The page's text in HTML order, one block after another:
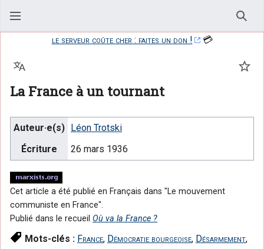
le serveur coûte cher : faites un don !
💳
La France à un tournant
Langue
Auteur·e(s)
Léon Trotski
Écriture
26 mars 1936
Cet article a été publié en Français dans "Le mouvement
communiste en France".
Publié dans le recueil Où va la France ?
Mots-clés : France, Démocratie bourgeoise, Désarmement,